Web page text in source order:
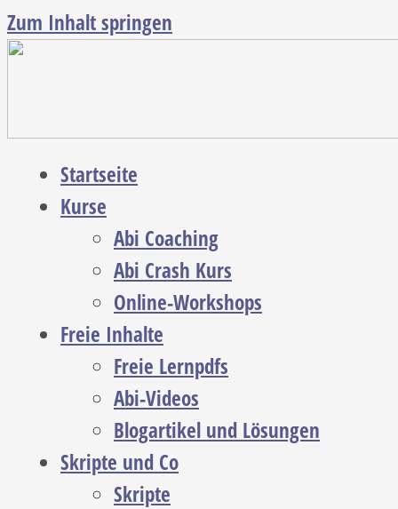
Zum Inhalt springen
Startseite
Kurse
Abi Coaching
Abi Crash Kurs
Online-Workshops
Freie Inhalte
Freie Lernpdfs
Abi-Videos
Blogartikel und Lösungen
Skripte und Co
Skripte